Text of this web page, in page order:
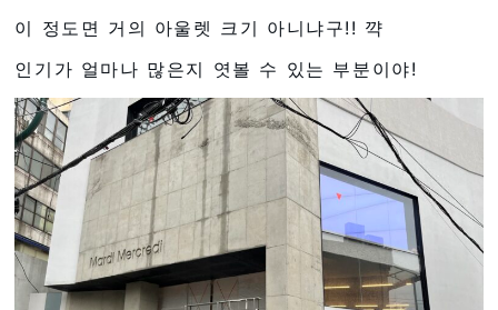
이 정도면 거의 아울렛 크기 아니냐구!! 꺅
인기가 얼마나 많은지 엿볼 수 있는 부분이야!